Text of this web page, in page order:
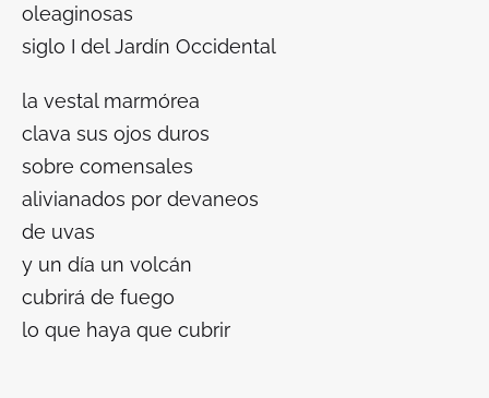
oleaginosas
siglo I del Jardín Occidental
la vestal marmórea
clava sus ojos duros
sobre comensales
alivianados por devaneos
de uvas
y un día un volcán
cubrirá de fuego
lo que haya que cubrir